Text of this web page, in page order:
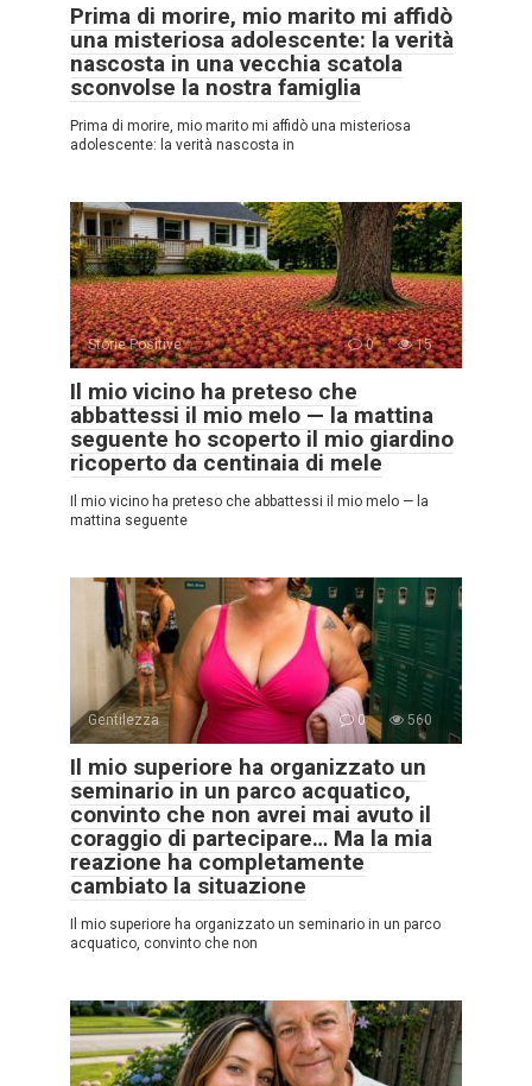
Prima di morire, mio marito mi affidò
una misteriosa adolescente: la verità
nascosta in una vecchia scatola
sconvolse la nostra famiglia
Prima di morire, mio marito mi affidò una misteriosa
adolescente: la verità nascosta in
Storie Positive 0 15
Il mio vicino ha preteso che
abbattessi il mio melo — la mattina
seguente ho scoperto il mio giardino
ricoperto da centinaia di mele
Il mio vicino ha preteso che abbattessi il mio melo — la
mattina seguente
Gentilezza 0 560
Il mio superiore ha organizzato un
seminario in un parco acquatico,
convinto che non avrei mai avuto il
coraggio di partecipare… Ma la mia
reazione ha completamente
cambiato la situazione
Il mio superiore ha organizzato un seminario in un parco
acquatico, convinto che non